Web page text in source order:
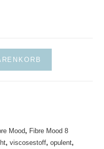
Mood, Fibre Mood 8
,viscosestoff,opulent,